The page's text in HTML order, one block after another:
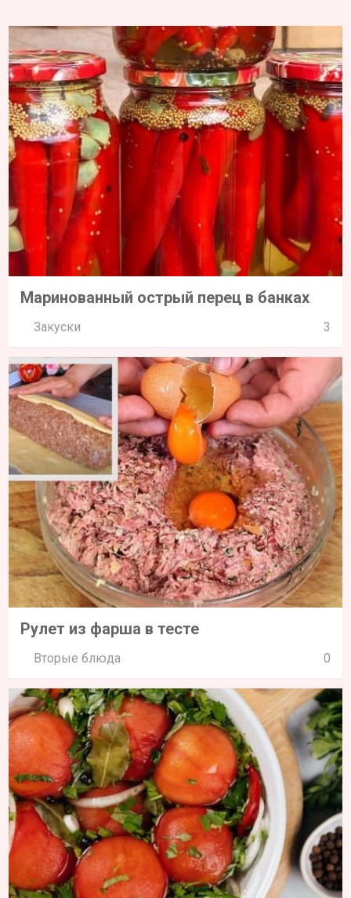
Маринованный острый перец в банках
Закуски 3
Рулет из фарша в тесте
Вторые блюда 0